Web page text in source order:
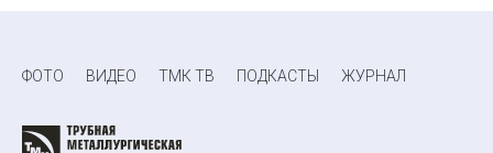
ФОТО ВИДЕО ТМК ТВ ПОДКАСТЫ ЖУРНАЛ